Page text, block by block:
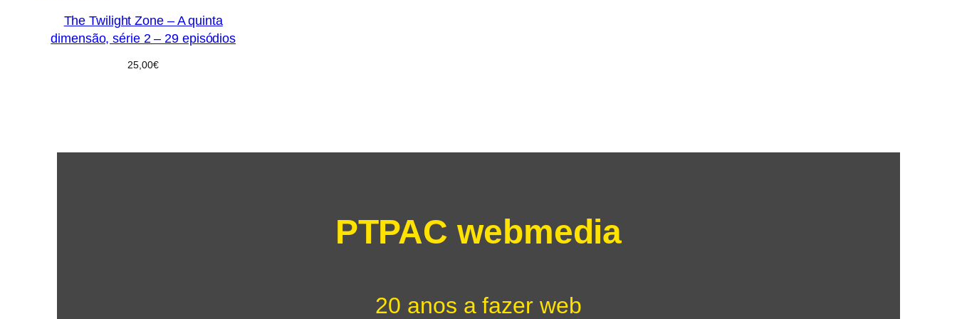
The Twilight Zone – A quinta
dimensão, série 2 – 29 episódios
25,00€
PTPAC webmedia
20 anos a fazer web